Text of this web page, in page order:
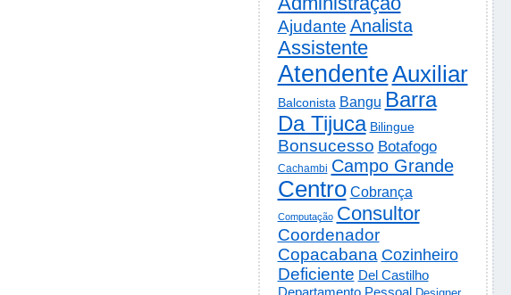
Ajudante Analista
Assistente
AtendenteAuxiliar
Balconista Bangu Barra
Da Tijuca Bilingue
Bonsucesso Botafogo
Cachambi Campo Grande
Centro Cobrança
Computação Consultor
Coordenador
Copacabana Cozinheiro
Deficiente Del Castilho
Departamento Pessoal